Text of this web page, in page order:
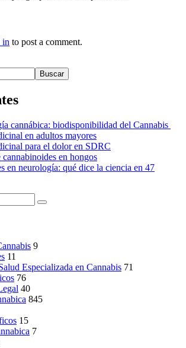
in to post a comment.
Buscar
cannábica: biodisponibilidad del Cannabis
en adultos mayores
para el dolor en SDRC
en hongos
en neurología: qué dice la ciencia en 47
9
11
Especializada en Cannabis 71
76
40
845
15
7